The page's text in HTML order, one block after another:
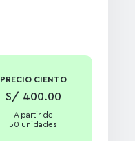
Serigrafia
/ tampografía
PRECIO CIENTO
S/ 400.00
A partir de
50 unidades